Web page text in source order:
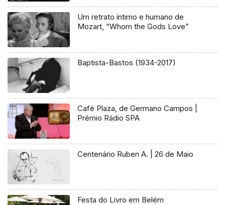
Um retrato íntimo e humano de
Mozart, “Whom the Gods Love”
Baptista-Bastos (1934-2017)
Café Plaza, de Germano Campos |
Prémio Rádio SPA
Centenário Ruben A. | 26 de Maio
Festa do Livro em Belém